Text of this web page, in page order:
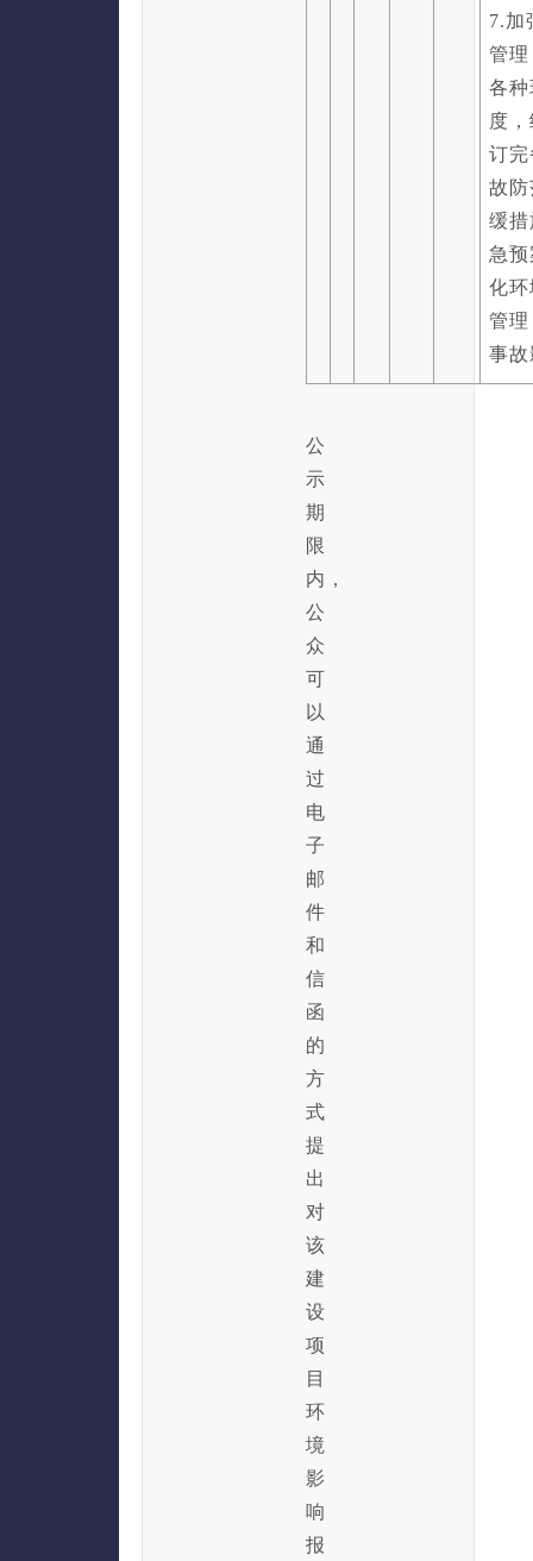
7.加
管
各
度
订
故
缓
急
化
管
事
公
示
期
限
内，
公
众
可
以
通
过
电
子
邮
件
和
信
函
的
方
式
提
出
对
该
建
设
项
目
环
境
影
响
报